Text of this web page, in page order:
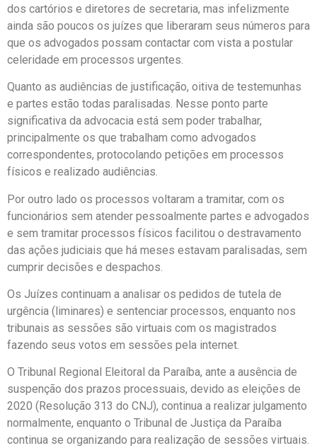
dos cartórios e diretores de secretaria, mas infelizmente
ainda são poucos os juízes que liberaram seus números para
que os advogados possam contactar com vista a postular
celeridade em processos urgentes.
Quanto as audiências de justificação, oitiva de testemunhas
e partes estão todas paralisadas. Nesse ponto parte
significativa da advocacia está sem poder trabalhar,
principalmente os que trabalham como advogados
correspondentes, protocolando petições em processos
físicos e realizado audiências.
Por outro lado os processos voltaram a tramitar, com os
funcionários sem atender pessoalmente partes e advogados
e sem tramitar processos físicos facilitou o destravamento
das ações judiciais que há meses estavam paralisadas, sem
cumprir decisões e despachos.
Os Juízes continuam a analisar os pedidos de tutela de
urgência (liminares) e sentenciar processos, enquanto nos
tribunais as sessões são virtuais com os magistrados
fazendo seus votos em sessões pela internet.
O Tribunal Regional Eleitoral da Paraíba, ante a ausência de
suspenção dos prazos processuais, devido as eleições de
2020 (Resolução 313 do CNJ), continua a realizar julgamento
normalmente, enquanto o Tribunal de Justiça da Paraíba
continua se organizando para realização de sessões virtuais.